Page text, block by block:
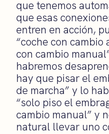
que tenemos
que esas
entren en acción,
“coche con cambio
con cambio
habremos
hay que pisar el
de marcha” y lo
“solo piso el
cambio manual” y
natural llevar uno